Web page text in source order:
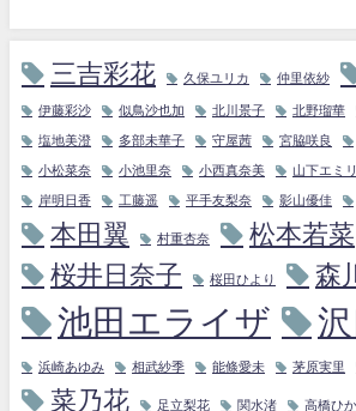
三吉彩花 久保ユリカ 仲里依紗
伊藤彩沙 似鳥沙也加 北川景子 北野瑠華
塩地美澄 多部未華子 守屋茜 宮脇咲良
小松菜奈 小池里奈 小西真奈美 山下エミ
岸明日香 工藤遥 平手友梨奈 影山優佳
本田翼 村重杏奈
松本若菜
桜井日奈子
桜田ひより 森
池田エライザ
浜崎あゆみ 相武紗季 能條愛未 茅原実里
菜乃花 足立梨花 関水渚 高橋ひ